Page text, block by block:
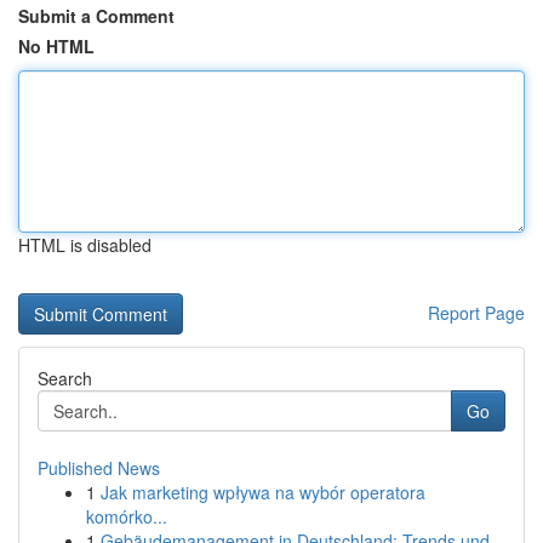
Submit a Comment
No HTML
HTML is disabled
Report Page
Search
Go
Published News
1 Jak marketing wpływa na wybór operatora
komórko...